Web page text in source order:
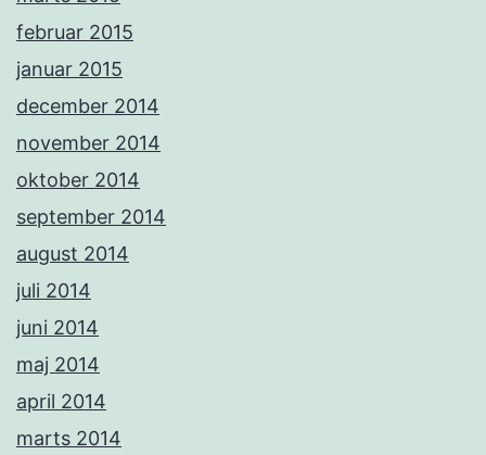
februar 2015
januar 2015
december 2014
november 2014
oktober 2014
september 2014
august 2014
juli 2014
juni 2014
maj 2014
april 2014
marts 2014